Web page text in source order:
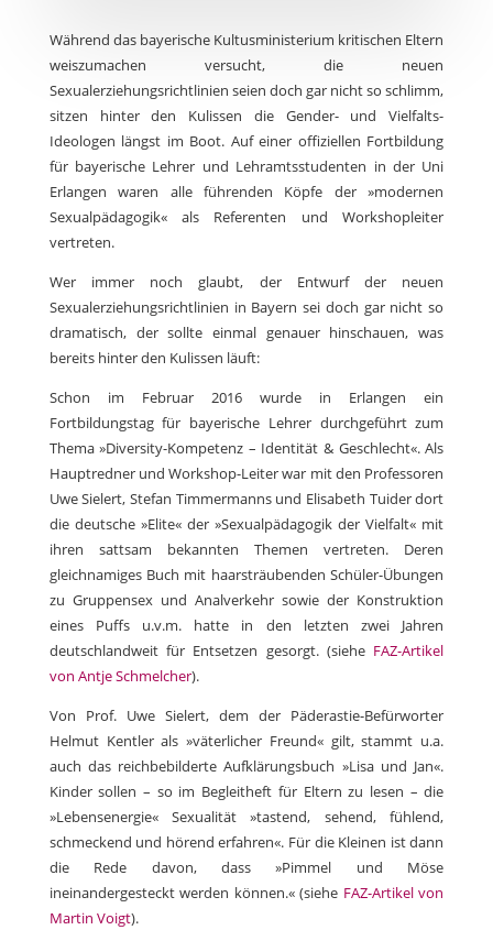
Während das bayerische Kultusministerium kritischen Eltern
weiszumachen versucht, die neuen
Sexualerziehungsrichtlinien seien doch gar nicht so schlimm,
sitzen hinter den Kulissen die Gender- und Vielfalts-
Ideologen längst im Boot. Auf einer offiziellen Fortbildung
für bayerische Lehrer und Lehramtsstudenten in der Uni
Erlangen waren alle führenden Köpfe der »modernen
Sexualpädagogik« als Referenten und Workshopleiter
vertreten.
Wer immer noch glaubt, der Entwurf der neuen
Sexualerziehungsrichtlinien in Bayern sei doch gar nicht so
dramatisch, der sollte einmal genauer hinschauen, was
bereits hinter den Kulissen läuft:
Schon im Februar 2016 wurde in Erlangen ein
Fortbildungstag für bayerische Lehrer durchgeführt zum
Thema »Diversity-Kompetenz – Identität & Geschlecht«. Als
Hauptredner und Workshop-Leiter war mit den Professoren
Uwe Sielert, Stefan Timmermanns und Elisabeth Tuider dort
die deutsche »Elite« der »Sexualpädagogik der Vielfalt« mit
ihren sattsam bekannten Themen vertreten. Deren
gleichnamiges Buch mit haarsträubenden Schüler-Übungen
zu Gruppensex und Analverkehr sowie der Konstruktion
eines Puffs u.v.m. hatte in den letzten zwei Jahren
deutschlandweit für Entsetzen gesorgt. (siehe FAZ-Artikel
von Antje Schmelcher).
Von Prof. Uwe Sielert, dem der Päderastie-Befürworter
Helmut Kentler als »väterlicher Freund« gilt, stammt u.a.
auch das reichbebilderte Aufklärungsbuch »Lisa und Jan«.
Kinder sollen – so im Begleitheft für Eltern zu lesen – die
»Lebensenergie« Sexualität »tastend, sehend, fühlend,
schmeckend und hörend erfahren«. Für die Kleinen ist dann
die Rede davon, dass »Pimmel und Möse
ineinandergesteckt werden können.« (siehe FAZ-Artikel von
Martin Voigt).